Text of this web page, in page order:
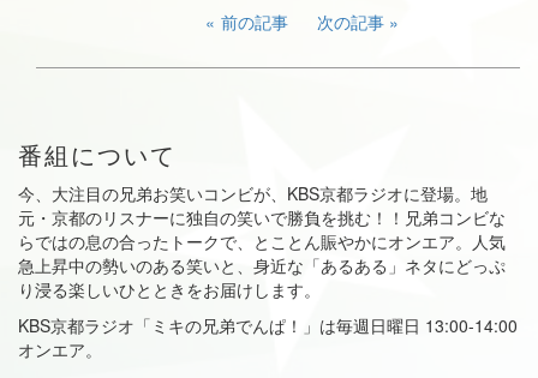
前の記事 次の記事
番組について
今、大注目の兄弟お笑いコンビが、KBS京都ラジオに登場。地
元・京都のリスナーに独自の笑いで勝負を挑む！！兄弟コンビな
らではの息の合ったトークで、とことん賑やかにオンエア。人気
急上昇中の勢いのある笑いと、身近な「あるある」ネタにどっぷ
り浸る楽しいひとときをお届けします。
KBS京都ラジオ「ミキの兄弟でんぱ！」は毎週日曜日 13:00-14:00
オンエア。